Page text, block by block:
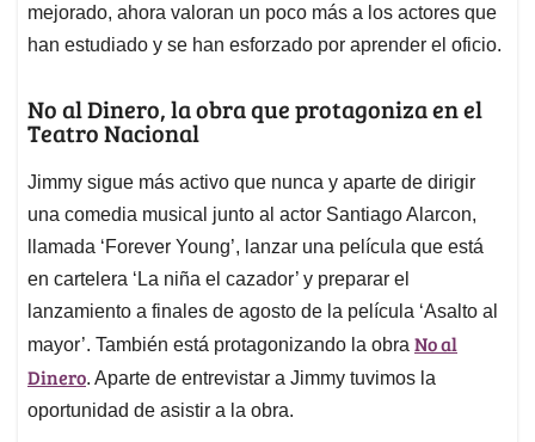
mejorado, ahora valoran un poco más a los actores que
han estudiado y se han esforzado por aprender el oficio.
No al Dinero, la obra que protagoniza en el
Teatro Nacional
Jimmy sigue más activo que nunca y aparte de dirigir
una comedia musical junto al actor Santiago Alarcon,
llamada ‘Forever Young’, lanzar una película que está
en cartelera ‘La niña el cazador’ y preparar el
lanzamiento a finales de agosto de la película ‘Asalto al
mayor’. También está protagonizando la obra No al
Dinero. Aparte de entrevistar a Jimmy tuvimos la
oportunidad de asistir a la obra.